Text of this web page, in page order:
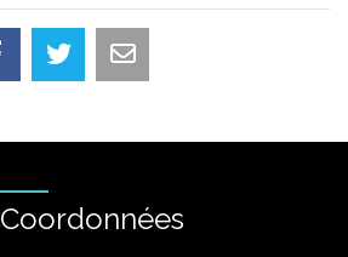
Coordonnées